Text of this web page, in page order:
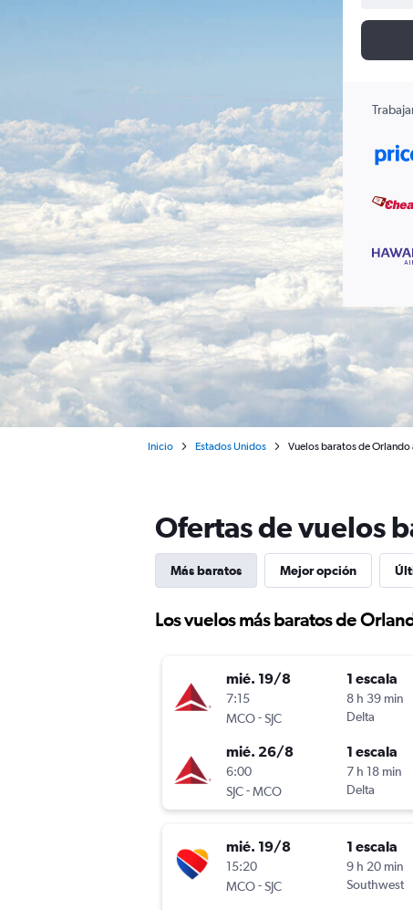
Inicio Estados Unidos Vuelos baratos de Orlando
Ofertas de vuelos
Más baratos Mejor opción
Los vuelos más baratos de
mié. 19/8
7:15
MCO-SJC
1 escala
8 h 39 min
Delta
mié. 26/8
6:00
SJC-MCO
1 escala
7 h 18 min
Delta
mié. 19/8
15:20
MCO-SJC
1 escala
9 h 20 min
Southwest